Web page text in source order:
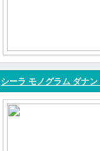
シーラ モノグラム ダナン